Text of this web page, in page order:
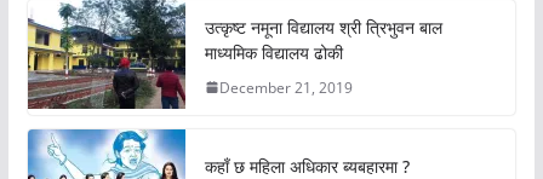
उत्कृष्ट नमूना विद्यालय श्री त्रिभुवन बाल
माध्यमिक विद्यालय ढोकी
December 21, 2019
कहाँ छ महिला अधिकार ब्यबहारमा ?